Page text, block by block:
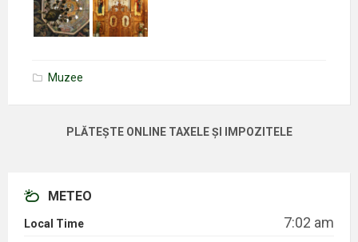
Muzee
PLĂTEȘTE ONLINE TAXELE ȘI IMPOZITELE
METEO
Local Time
7:02 am